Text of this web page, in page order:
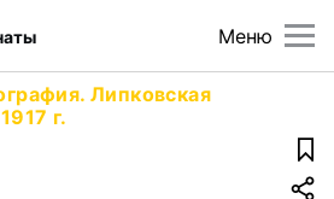
Меню
Липковская
г.